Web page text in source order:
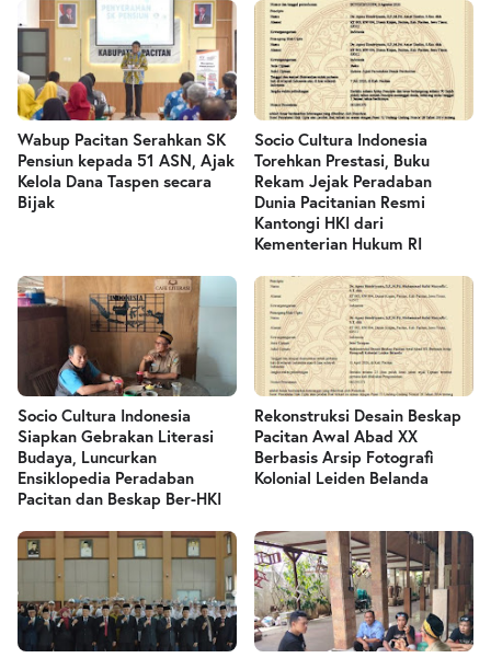
Wabup Pacitan Serahkan SK
Pensiun kepada 51 ASN, Ajak
Kelola Dana Taspen secara
Bijak
Socio Cultura Indonesia
Torehkan Prestasi, Buku
Rekam Jejak Peradaban
Dunia Pacitanian Resmi
Kantongi HKI dari
Kementerian Hukum RI
Socio Cultura Indonesia
Siapkan Gebrakan Literasi
Budaya, Luncurkan
Ensiklopedia Peradaban
Pacitan dan Beskap Ber-HKI
Rekonstruksi Desain Beskap
Pacitan Awal Abad XX
Berbasis Arsip Fotografi
Kolonial Leiden Belanda